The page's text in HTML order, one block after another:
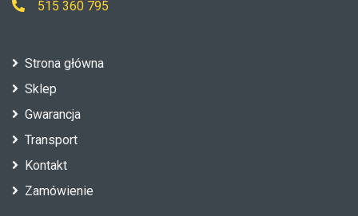
515 360 795
Strona główna
Sklep
Gwarancja
Transport
Kontakt
Zamówienie